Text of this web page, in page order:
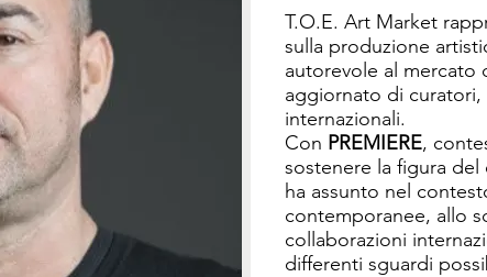
T.O.E. Art Market
sulla produzione
autorevole al mercato
aggiornato di curatori,
internazionali.
Con PREMIERE,
sostenere la figura
ha assunto nel
contemporanee, allo
collaborazioni
differenti sguardi